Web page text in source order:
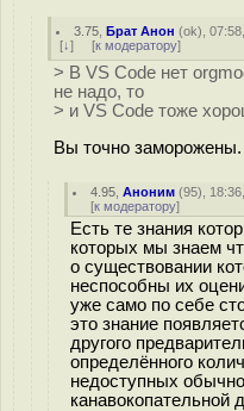
3.75 ,Брат Анон (ok),
[↓] [к модератору]
> В VS Code нет
не надо, то
> и VS Code тоже
Вы точно заморожены.
4.95 ,Аноним (95),
[к модератору]
Есть те знания
которых мы знаем
о существовании
неспособны их
уже само по себе
это знание
другого
определённого
недоступных
канавокопательной